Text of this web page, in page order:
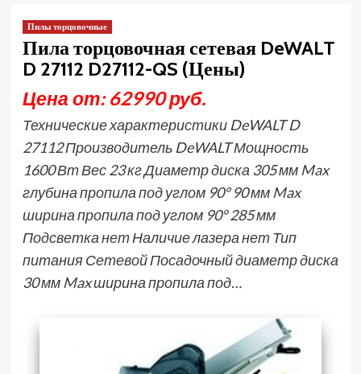
Пилы торцовочные
Пила торцовочная сетевая DeWALT
D 27112 D27112-QS (Цены)
Цена от: 62990 руб.
Технические характеристики DeWALT D
27112 Производитель DeWALT Мощность
1600 Вт Вес 23 кг Диаметр диска 305 мм Max
глубина пропила под углом 90° 90 мм Max
ширина пропила под углом 90° 285 мм
Подсветка нет Наличие лазера нет Тип
питания Сетевой Посадочный диаметр диска
30 мм Max ширина пропила под…